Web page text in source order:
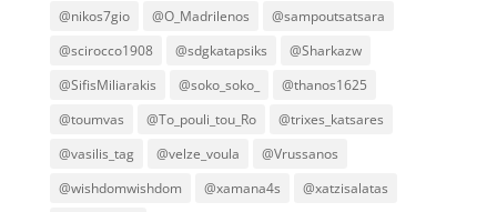
@nikos7gio
@O_Madrilenos
@sampoutsatsara
@scirocco1908
@sdgkatapsiks
@Sharkazw
@SifisMiliarakis
@soko_soko_
@thanos1625
@toumvas
@To_pouli_tou_Ro
@trixes_katsares
@vasilis_tag
@velze_voula
@Vrussanos
@wishdomwishdom
@xamana4s @xatzisalatas